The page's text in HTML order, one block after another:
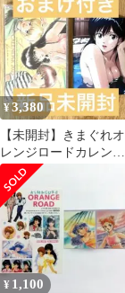
義 表紙】
¥3,380
【未開封】きまぐれオ
レンジロードカレンダ
ー高田明美ポストカー
ドサイズ ブロマイド
¥ 1,100